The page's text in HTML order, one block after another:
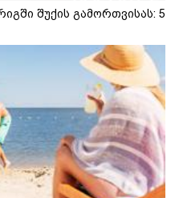
შუქის გამორთვისას: 5